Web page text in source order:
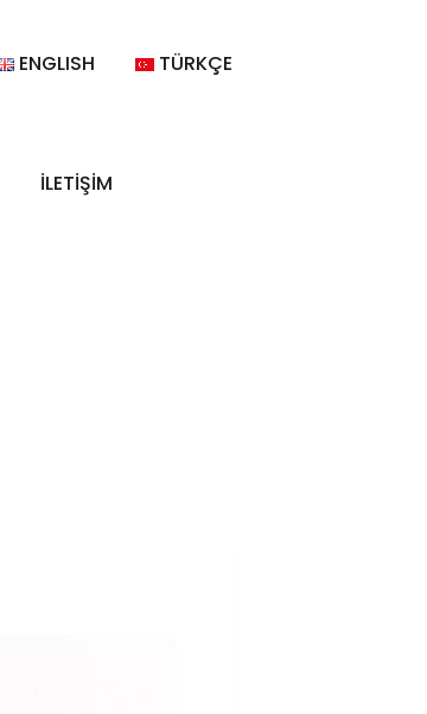
ENGLISH TÜRKÇE
İLETİŞİM